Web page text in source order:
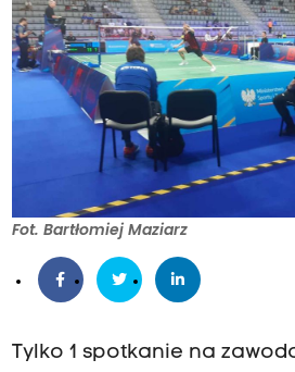
Fot. Bartłomiej Maziarz
Tylko 1 spotkanie na